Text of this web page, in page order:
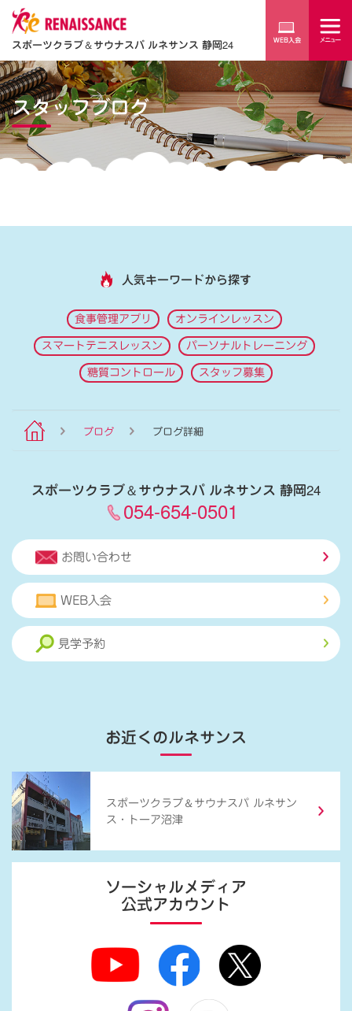
スポーツクラブ＆サウナスパ ルネサンス 静岡24
スタッフブログ
人気キーワードから探す
食事管理アプリ オンラインレッスン
スマートテニスレッスン パーソナルトレーニング
糖質コントロール スタッフ募集
ブログ ブログ詳細
スポーツクラブ＆サウナスパ ルネサンス 静岡24
054-654-0501
お問い合わせ
WEB入会
見学予約
お近くのルネサンス
スポーツクラブ ＆ サウナスパ ルネサン
ス・トーア沼津
ソーシャルメディア
公式アカウント